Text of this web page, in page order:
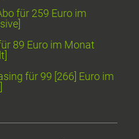
für 259 Euro im
89 Euro im Monat
für 99 [266] Euro im